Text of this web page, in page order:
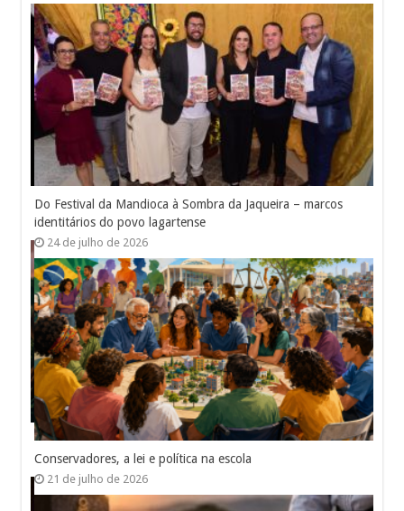
Do Festival da Mandioca à Sombra da Jaqueira – marcos
identitários do povo lagartense
24 de julho de 2026
Conservadores, a lei e política na escola
21 de julho de 2026